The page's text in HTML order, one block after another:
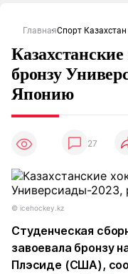
ГлавнаяСпорт Казахстан
бронзу
Японию
27
© icehockey.kz
Студенческая
завоевала бронзу
Плэсиде (США),